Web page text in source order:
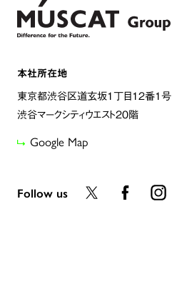
本社所在地
東京都渋谷区道玄坂1丁目12番1号
渋谷マークシティウエスト20階
Google Map
Follow us